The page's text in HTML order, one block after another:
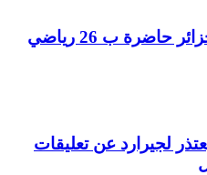
الألعاب البارالمبية-2024: الجزائر حاضرة ب 26 رياضي
لجيرارد عن تعليقات